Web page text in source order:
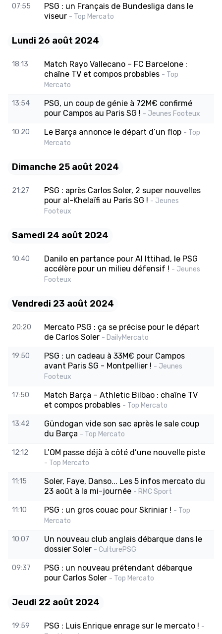
07:55
PSG : un Français de Bundesliga dans le
viseur - Top Mercato
Lundi 26 août 2024
18:13
Match Rayo Vallecano – FC Barcelone :
chaîne TV et compos probables - Top
Mercato
13:54
PSG, un coup de génie à 72M€ confirmé
pour Campos au Paris SG ! - Jeunes Footeux
10:20 Le Barça annonce le départ d’un flop - Top
Mercato
Dimanche 25 août 2024
21:27
PSG : après Carlos Soler, 2 super nouvelles
pour al-Khelaïfi au Paris SG ! - Jeunes
Footeux
Samedi 24 août 2024
10:40
Danilo en partance pour Al Ittihad, le PSG
accélère pour un milieu défensif ! - Jeunes
Footeux
Vendredi 23 août 2024
20:20
Mercato PSG : ça se précise pour le départ
de Carlos Soler - DailyMercato
19:50
PSG : un cadeau à 33M€ pour Campos
avant Paris SG - Montpellier ! - Jeunes
Footeux
17:50
Match Barça – Athletic Bilbao : chaîne TV
et compos probables - Top Mercato
13:42
Gündogan vide son sac après le sale coup
du Barça - Top Mercato
12:12 L’OM passe déjà à côté d’une nouvelle piste
- Top Mercato
11:15
Soler, Faye, Danso... Les 5 infos mercato du
23 août à la mi-journée - RMC Sport
11:10 PSG : un gros couac pour Skriniar ! - Top
Mercato
10:07
Un nouveau club anglais débarque dans le
dossier Soler - CulturePSG
09:37
PSG : un nouveau prétendant débarque
pour Carlos Soler - Top Mercato
Jeudi 22 août 2024
19:59 PSG : Luis Enrique enrage sur le mercato ! -